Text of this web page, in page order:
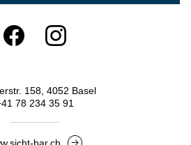
158, 4052 Basel
78 234 35 91